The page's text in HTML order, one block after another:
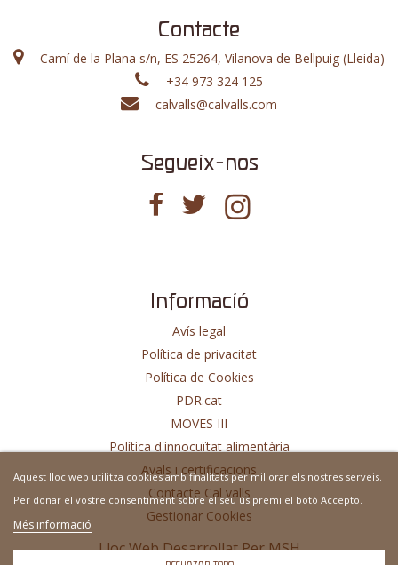
Contacte
Camí de la Plana s/n, ES 25264, Vilanova de Bellpuig (Lleida)
+34 973 324 125
calvalls@calvalls.com
Segueix-nos
Informació
Avís legal
Política de privacitat
Política de Cookies
PDR.cat
MOVES III
Política d'innocuïtat alimentària
Avals i certificacions
Contacte Cal valls
Gestionar Cookies
Lloc Web Desarrollat PerMSH
Aquest lloc web utilitza cookies amb finalitats per millorar els nostres serveis.
Per donar el vostre consentiment sobre el seu ús premi el botó Accepto.
Més informació